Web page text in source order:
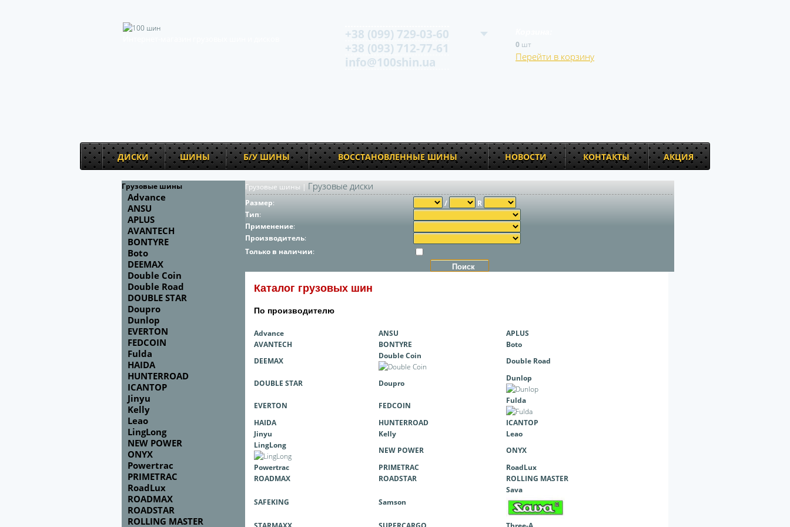
+38 (099) 729-03-60
+38 (093) 712-77-61
info@100shin.ua
0 шт
Перейти в корзину
ДИСКИ ШИНЫ Б/У ШИНЫ ВОССТАНОВЛЕННЫЕ ШИНЫ НОВОСТИ КОНТАКТЫ АКЦИЯ
Грузовые шины
Advance
ANSU
APLUS
AVANTECH
BONTYRE
Boto
DEEMAX
Double Coin
Double Road
DOUBLE STAR
Doupro
Dunlop
EVERTON
FEDCOIN
Fulda
HAIDA
HUNTERROAD
ICANTOP
Jinyu
Kelly
Leao
LingLong
NEW POWER
ONYX
Powertrac
PRIMETRAC
RoadLux
ROADMAX
ROADSTAR
ROLLING MASTER
Грузовые шины | Грузовые диски
Размер: /
R
Тип:
Применение:
Производитель:
Только в наличии:
Каталог грузовых шин
По производителю
Advance ANSU
APLUS
AVANTECH
BONTYRE
Boto
DEEMAX
Double Coin
Double Road
DOUBLE STAR Doupro
Dunlop
EVERTON FEDCOIN
Fulda
HAIDA HUNTERROAD
ICANTOP
Jinyu
Kelly
Leao
LingLong
NEW POWER
ONYX
Powertrac
PRIMETRAC
RoadLux
ROADMAX
ROADSTAR ROLLING MASTER
SAFEKING Samson
Sava